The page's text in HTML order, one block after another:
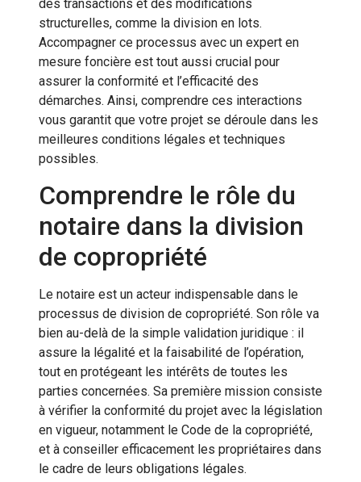
des transactions et des modifications
structurelles, comme la division en lots.
Accompagner ce processus avec un expert en
mesure foncière est tout aussi crucial pour
assurer la conformité et l’efficacité des
démarches. Ainsi, comprendre ces interactions
vous garantit que votre projet se déroule dans les
meilleures conditions légales et techniques
possibles.
Comprendre le rôle du
notaire dans la division
de copropriété
Le notaire est un acteur indispensable dans le
processus de division de copropriété. Son rôle va
bien au-delà de la simple validation juridique : il
assure la légalité et la faisabilité de l’opération,
tout en protégeant les intérêts de toutes les
parties concernées. Sa première mission consiste
à vérifier la conformité du projet avec la législation
en vigueur, notamment le Code de la copropriété,
et à conseiller efficacement les propriétaires dans
le cadre de leurs obligations légales.